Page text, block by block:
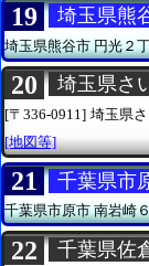
19 埼玉県熊
埼玉県熊谷市円光２
20 埼玉県さ
[〒336-0911] 埼玉県
[地図等]
21 千葉県市
千葉県市原市南岩崎
22 千葉県佐